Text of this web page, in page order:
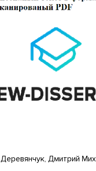
Деревянчук, Дмитрий